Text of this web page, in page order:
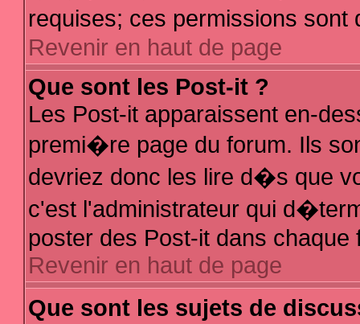
requises; ces permissions
Revenir en haut de page
Que sont les Post-it ?
Les Post-it apparaissent en-
premi�re page du forum. Ils
devriez donc les lire d�s que
c'est l'administrateur qui
poster des Post-it dans chaque
Revenir en haut de page
Que sont les sujets de